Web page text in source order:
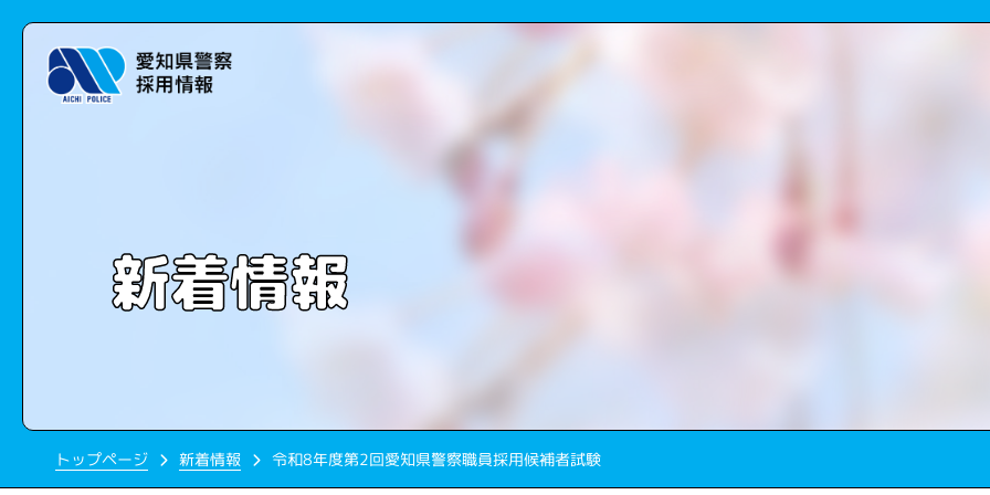
新着情報
トップページ 新着情報 令和8年度第2回愛知県警察職員採用候補者試験